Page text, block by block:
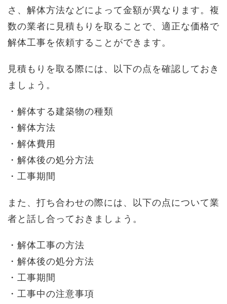
さ、解体方法などによって金額が異なります。複
数の業者に見積もりを取ることで、適正な価格で
解体工事を依頼することができます。
見積もりを取る際には、以下の点を確認しておき
ましょう。
・解体する建築物の種類
・解体方法
・解体費用
・解体後の処分方法
・工事期間
また、打ち合わせの際には、以下の点について業
者と話し合っておきましょう。
・解体工事の方法
・解体後の処分方法
・工事期間
・工事中の注意事項